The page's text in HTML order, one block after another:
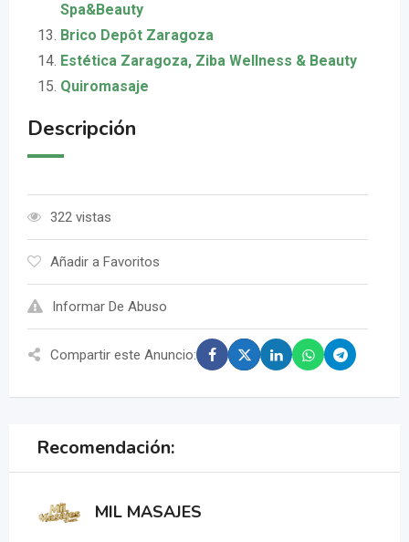
Spa&Beauty
Brico Depôt Zaragoza
Estética Zaragoza, Ziba Wellness & Beauty
Quiromasaje
Descripción
322 vistas
Añadir a Favoritos
Informar De Abuso
Compartir este Anuncio:
Recomendación:
MIL MASAJES